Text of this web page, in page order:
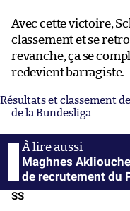
Avec cette victoire,
classement et se
revanche, ça se
redevient barragiste.
Résultats et classement
de la Bundesliga
Maghnes
de recrutement du
SS